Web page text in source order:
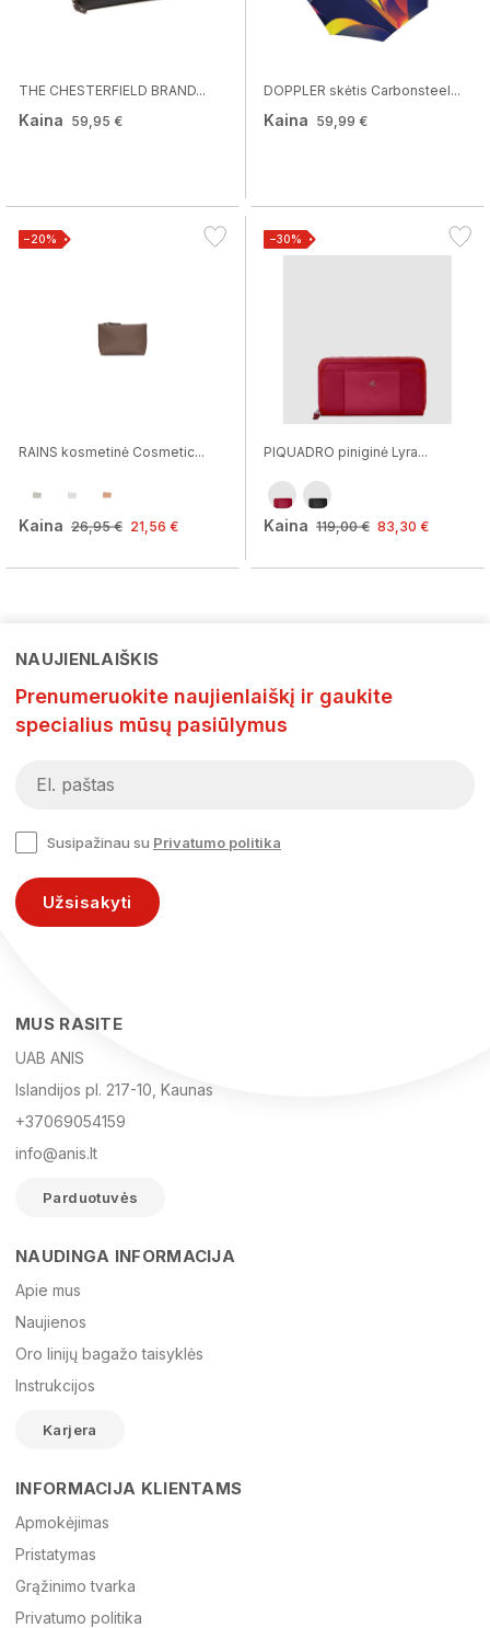
THE CHESTERFIELD BRAND...
Kaina 59,95 €
DOPPLER skėtis Carbonsteel...
Kaina 59,99 €
−20%
RAINS kosmetinė Cosmetic...
Kaina 26,95 € 21,56 €
−30%
PIQUADRO piniginė Lyra...
Kaina 119,00 € 83,30 €
El. paštas
Žinutė
NAUJIENLAIŠKIS
Prenumeruokite naujienlaiškį ir gaukite
specialius mūsų pasiūlymus
Susipažinau su Privatumo politika
Užsisakyti
MUS RASITE
UAB ANIS
Islandijos pl. 217-10, Kaunas
+37069054159
info@anis.lt
Parduotuvės
NAUDINGA INFORMACIJA
Apie mus
Naujienos
Oro linijų bagažo taisyklės
Instrukcijos
Karjera
INFORMACIJA KLIENTAMS
Apmokėjimas
Pristatymas
Grąžinimo tvarka
Privatumo politika